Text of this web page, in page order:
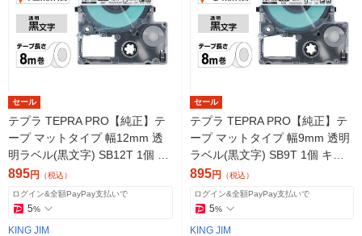
セール
テプラ TEPRA PRO【純正】テ
ープ マットタイプ 幅12mm 透
明ラベル(黒文字) SB12T 1個 キ
ングジム
895円 （税込）
ログイン&全額PayPay支払いで
5%
KING JIM
セール
テプラ TEPRA PRO【純正】テ
ープ マットタイプ 幅9mm 透明
ラベル(黒文字) SB9T 1個 キン
グジム
895円 （税込）
ログイン&全額PayPay支払いで
5%
KING JIM